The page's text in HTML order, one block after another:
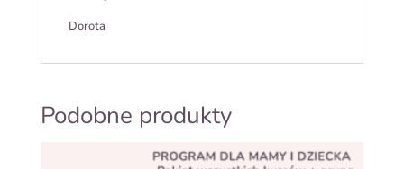
Dorota
Podobne produkty